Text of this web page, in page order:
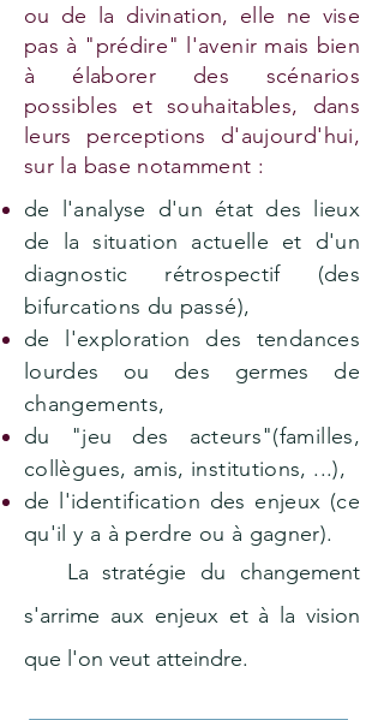
ou de la divination, elle ne vise
pas à "prédire" l'avenir mais bien
à élaborer des scénarios
possibles et souhaitables, dans
leurs perceptions d'aujourd'hui,
sur la base notamment :
de l'analyse d'un état des lieux
de la situation actuelle et d'un
diagnostic rétrospectif (des
bifurcations du passé),
de l'exploration des tendances
lourdes ou des germes de
changements,
du "jeu des acteurs"(familles,
collègues, amis, institutions, ...),
de l'identification des enjeux (ce
qu'il y a à perdre ou à gagner).
La stratégie du changement
s'arrime aux enjeux et à la vision
que l'on veut atteindre.